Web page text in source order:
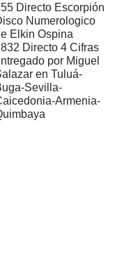
Directo Escorpión
Numerologico
Elkin Ospina
Directo 4 Cifras
por Miguel
en Tuluá-
Sevilla-
Armenia-